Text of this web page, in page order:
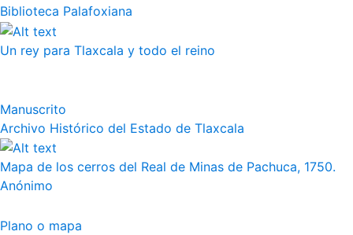
Biblioteca Palafoxiana
Un rey para Tlaxcala y todo el reino
Manuscrito
Archivo Histórico del Estado de Tlaxcala
Mapa de los cerros del Real de Minas de Pachuca, 1750.
Anónimo
Plano o mapa